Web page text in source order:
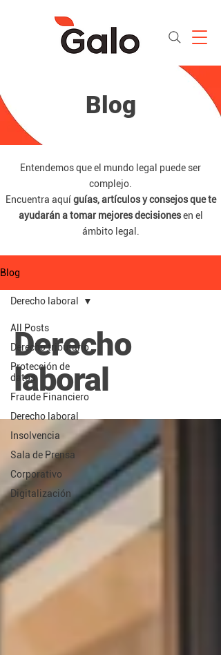
Blog
Entendemos que el mundo legal puede ser
complejo.
Encuentra aquíguías, artículos y consejos que te
ayudarán a tomar mejores decisionesen el
ámbito legal.
Blog
All Posts
Derecho tributario
Protección de
datos
Fraude Financiero
Derecho laboral
Insolvencia
Sala de Prensa
Corporativo
Digitalización
Derecho laboral
Derecho
laboral